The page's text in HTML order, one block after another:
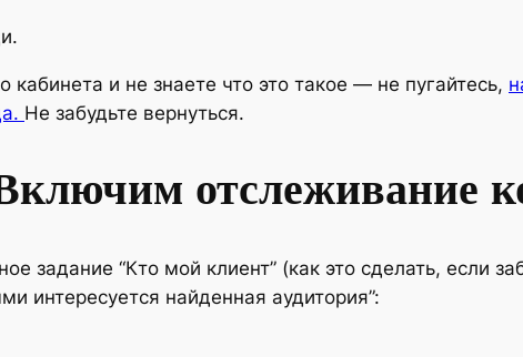
кабинета и не знаете что это такое — не пугайтесь,
Не забудьте вернуться.
отслеживание
задание “Кто мой клиент” (как это сделать, если
интересуется найденная аудитория”: